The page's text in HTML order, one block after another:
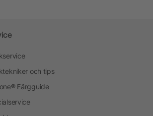
och tips
Färgguide